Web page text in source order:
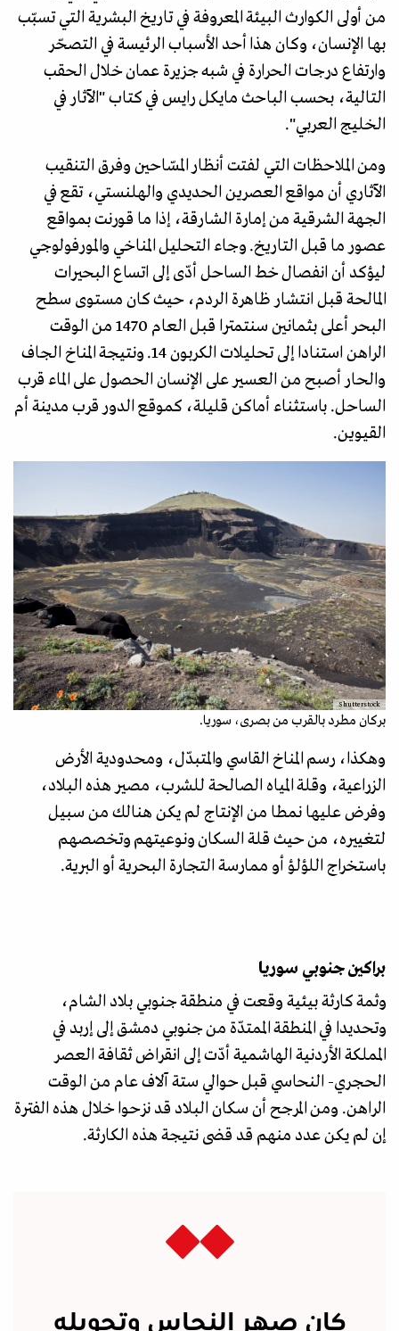
من أولى الكوارث البيئة المعروفة في تاريخ البشرية التي تسبّب
بها الإنسان، وكان هذا أحد الأسباب الرئيسة في التصحّر
وارتفاع درجات الحرارة في شبه جزيرة عمان خلال الحقب
التالية، بحسب الباحث مايكل رايس في كتاب "الآثار في
الخليج العربي".
ومن الملاحظات التي لفتت أنظار المسّاحين وفرق التنقيب
الآثاري أن مواقع العصرين الحديدي والهلنستي، تقع في
الجهة الشرقية من إمارة الشارقة، إذا ما قورنت بمواقع
عصور ما قبل التاريخ. وجاء التحليل المناخي والمورفولوجي
ليؤكد أن انفصال خط الساحل أدّى إلى اتساع البحيرات
المالحة قبل انتشار ظاهرة الردم، حيث كان مستوى سطح
البحر أعلى بثمانين سنتمترا قبل العام 1470 من الوقت
الراهن استنادا إلى تحليلات الكربون 14. ونتيجة المناخ الجاف
والحار أصبح من العسير على الإنسان الحصول على الماء قرب
الساحل. باستثناء أماكن قليلة، كموقع الدور قرب مدينة أم
القيوين.
Shutterstock
بركان مطرد بالقرب من بصرى، سوريا.
وهكذا، رسم المناخ القاسي والمتبدّل، ومحدودية الأرض
الزراعية، وقلة المياه الصالحة للشرب، مصير هذه البلاد،
وفرض عليها نمطا من الإنتاج لم يكن هنالك من سبيل
لتغييره، من حيث قلة السكان ونوعيتهم وتخصصهم
باستخراج اللؤلؤ أو ممارسة التجارة البحرية أو البرية.
براكين جنوبي سوريا
وثمة كارثة بيئية وقعت في منطقة جنوبي بلاد الشام،
وتحديدا في المنطقة الممتدّة من جنوبي دمشق إلى إربد في
المملكة الأردنية الهاشمية أدّت إلى انقراض ثقافة العصر
الحجري- النحاسي قبل حوالي ستة آلاف عام من الوقت
الراهن. ومن المرجح أن سكان البلاد قد نزحوا خلال هذه الفترة
إن لم يكن عدد منهم قد قضى نتيجة هذه الكارثة.
كان صهر النحاس وتحويله